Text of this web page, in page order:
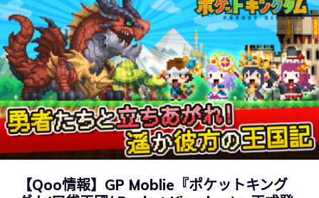
【Qoo情報】GP Moblie『ポケットキング